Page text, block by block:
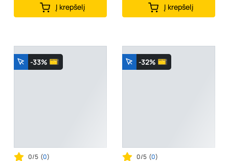
Į krepšelį Į krepšelį
-33%
0/5 (0)
-32%
0/5 (0)